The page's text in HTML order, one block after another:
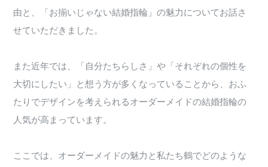
由と、「お揃いじゃない結婚指輪」の魅力についてお話さ
せていただきました。
また近年では、「自分たちらしさ」や「それぞれの個性を
大切にしたい」と想う方が多くなっていることから、おふ
たりでデザインを考えられるオーダーメイドの結婚指輪の
人気が高まっています。
ここでは、オーダーメイドの魅力と私たち鶴でどのような